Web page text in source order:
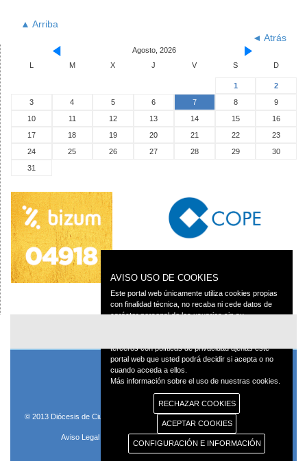
▲ Arriba
◄ Atrás
Agosto, 2026
L
M X J V S D
1
2
3
4 5 6 7 8
9
10
11 12 13 14 15
16
17
18 19 20 21 22
23
24
25 26 27 28 29
30
31
© 2013 Diócesis de Ciudad Real C/Caballeros 5, 13001 Ciudad Real - Tlf.:926
250 25 0 - Fax.: 926 251 258
Aviso Legal
Política de Privacidad Política de Cookies
AVISO USO DE COOKIES
Este portal web únicamente utiliza cookies propias
con finalidad técnica, no recaba ni cede datos de
carácter personal de los usuarios sin su
terceros con políticas de privacidad ajenas este
portal web que usted podrá decidir si acepta o no
cuando acceda a ellos.
Más información sobre el uso de nuestras cookies.
RECHAZAR COOKIES
ACEPTAR COOKIES
CONFIGURACIÓN E INFORMACIÓN